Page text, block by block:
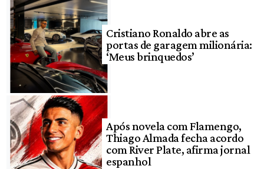
Cristiano Ronaldo abre as
portas de garagem milionária:
‘Meus brinquedos’
Após novela com Flamengo,
Thiago Almada fecha acordo
com River Plate, afirma jornal
espanhol